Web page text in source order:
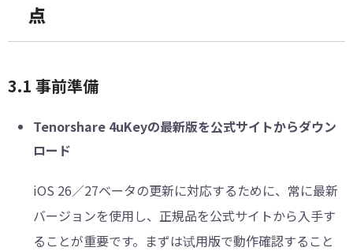
点
︎︎3.1 事前準備
Tenorshare 4uKeyの最新版を公式サイトからダウン
ロード
iOS 26／27ベータの更新に対応するために、常に最新
バージョンを使用し、正規品を公式サイトから入手す
ることが重要です。まずは试用版で動作確認すること